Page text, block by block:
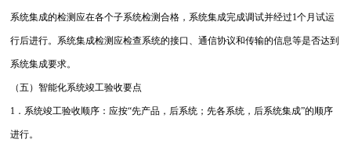
系统集成的检测应在各个子系统检测合格，系统集成完成调试并经过1个月试运
行后进行。系统集成检测应检查系统的接口、通信协议和传输的信息等是否达到
系统集成要求。
（五）智能化系统竣工验收要点
1．系统竣工验收顺序：应按“先产品，后系统；先各系统，后系统集成”的顺序
进行。